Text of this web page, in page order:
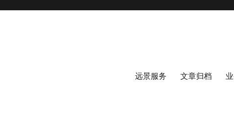
远景服务 文章归档